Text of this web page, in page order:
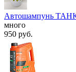
Автошампунь
много
950 руб.